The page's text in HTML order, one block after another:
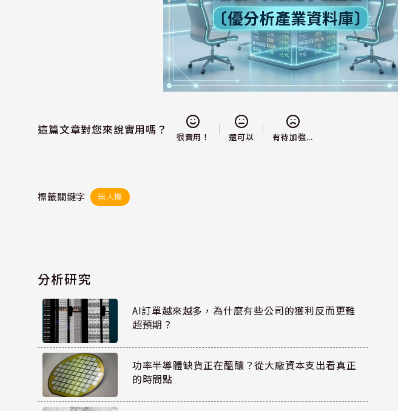
這篇文章對您來說實用嗎？
很實用！ 還可以 有待加強...
標籤關鍵字 無人機
分析研究
AI訂單越來越多，為什麼有些公司的獲利反而更難
超預期？
功率半導體缺貨正在醞釀？從大廠資本支出看真正
的時間點